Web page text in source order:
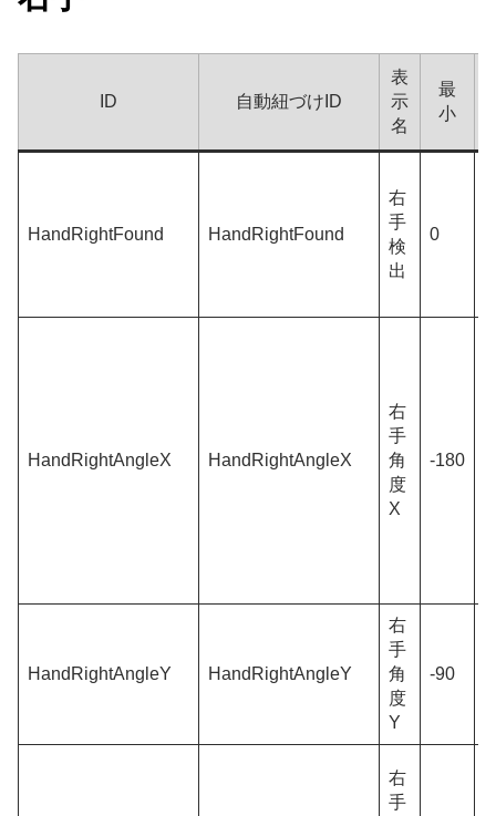
ID 自動紐づけID
表
示
名
最
小
HandRightFound HandRightFound
右
手
検
出
0
HandRightAngleX HandRightAngleX
右
手
角
度
X
-180
HandRightAngleY HandRightAngleY
右
手
角
度
Y
-90
右
手